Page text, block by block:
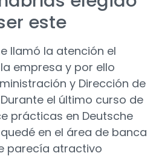
este
llamó la atención el
empresa y por ello
y Dirección de
el último curso de
prácticas en Deutsche
en el área de banca
parecía atractivo